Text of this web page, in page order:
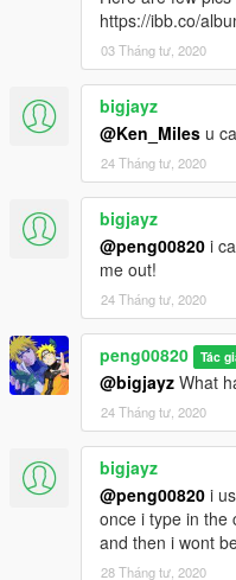
https://ibb.co/
03 Tháng tư, 2020
bigjayz
@Ken_Miles u
24 Tháng tư, 2020
bigjayz
@peng00820 i
me out!
24 Tháng tư, 2020
peng00820 Tác
@bigjayz What
24 Tháng tư, 2020
bigjayz
@peng00820 i
once i type in the
and then i wont
28 Tháng tư, 2020